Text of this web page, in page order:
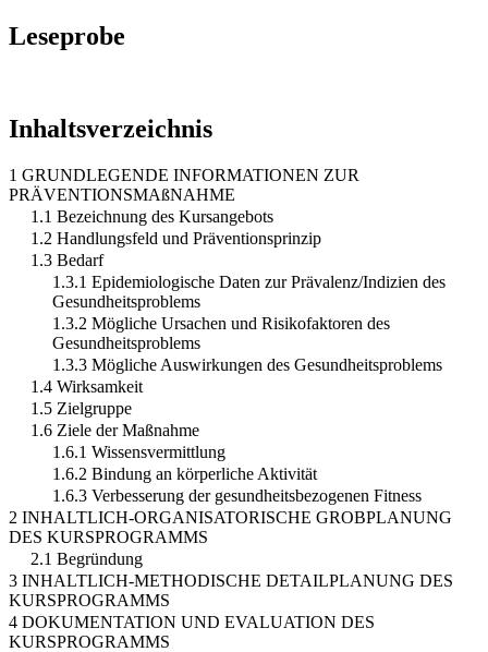
Leseprobe
Inhaltsverzeichnis
1 GRUNDLEGENDE INFORMATIONEN ZUR
PRÄVENTIONSMAßNAHME
1.1 Bezeichnung des Kursangebots
1.2 Handlungsfeld und Präventionsprinzip
1.3 Bedarf
1.3.1 Epidemiologische Daten zur Prävalenz/Indizien des
Gesundheitsproblems
1.3.2 Mögliche Ursachen und Risikofaktoren des
Gesundheitsproblems
1.3.3 Mögliche Auswirkungen des Gesundheitsproblems
1.4 Wirksamkeit
1.5 Zielgruppe
1.6 Ziele der Maßnahme
1.6.1 Wissensvermittlung
1.6.2 Bindung an körperliche Aktivität
1.6.3 Verbesserung der gesundheitsbezogenen Fitness
2 INHALTLICH-ORGANISATORISCHE GROBPLANUNG
DES KURSPROGRAMMS
2.1 Begründung
3 INHALTLICH-METHODISCHE DETAILPLANUNG DES
KURSPROGRAMMS
4 DOKUMENTATION UND EVALUATION DES
KURSPROGRAMMS